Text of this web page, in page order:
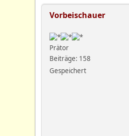
Vorbeischauer
Prätor
Beiträge: 158
Gespeichert